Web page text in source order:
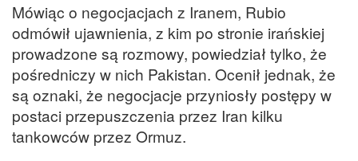
Mówiąc o negocjacjach z Iranem, Rubio
odmówił ujawnienia, z kim po stronie irańskiej
prowadzone są rozmowy, powiedział tylko, że
pośredniczy w nich Pakistan. Ocenił jednak, że
są oznaki, że negocjacje przyniosły postępy w
postaci przepuszczenia przez Iran kilku
tankowców przez Ormuz.